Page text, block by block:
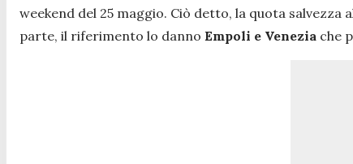
weekend del 25 maggio. Ciò detto, la quota salvezza
parte, il riferimento lo danno Empoli e Venezia che